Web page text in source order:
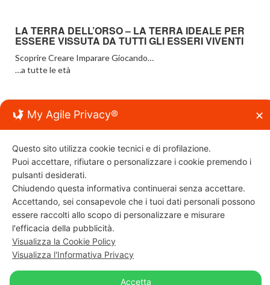
LA TERRA DELL’ORSO – LA TERRA IDEALE PER
ESSERE VISSUTA DA TUTTI GLI ESSERI VIVENTI
Scoprire Creare Imparare Giocando…
…a tutte le età
NATURA
© Copyright 2026
GIOCANDO
TOP
“IL GIOCO E LA SCIENZA®” - "La Terra dell'Orso®" - "e
natura®" Sono Marchi registrati.
My Agile Privacy® ✕
Questo sito utilizza cookie tecnici e di profilazione.
Puoi accettare, rifiutare o personalizzare i cookie premendo i
pulsanti desiderati.
Chiudendo questa informativa continuerai senza accettare.
Accettando, sei consapevole che i tuoi dati personali possono
essere raccolti allo scopo di personalizzare e misurare
l'efficacia della pubblicità.
Visualizza la Cookie Policy
Visualizza l'Informativa Privacy
Accetta